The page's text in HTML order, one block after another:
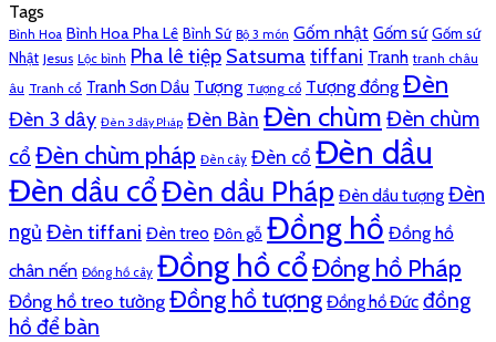
Tags
Bình Hoa Bình Hoa Pha Lê Bình Sứ Bộ 3 món Gốm nhật Gốm sứ Gốm sứ
Nhật Jesus Lộc bình Pha lê tiệp Satsuma tiffani Tranh tranh châu
âu Tranh cổ Tranh Sơn Dầu Tượng Tượng cổ Tượng đồng Đèn
Đèn 3 dây Đèn 3 dây Pháp Đèn Bàn Đèn chùm Đèn chùm
cổ Đèn chùm pháp Đèn cây Đèn cổ Đèn dầu
Đèn dầu cổĐèn dầu Pháp Đèn dầu tượng Đèn
ngủ Đèn tiffani Đèn treo Đôn gỗ Đồng hồ Đồng hồ
chân nến Đồng hồ cây Đồng hồ cổĐồng hồ Pháp
Đồng hồ treo tường Đồng hồ tượng Đồng hồ Đức đồng
hồ để bàn